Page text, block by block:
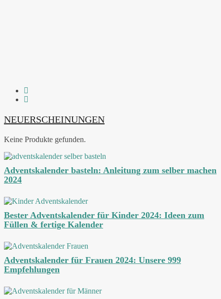
NEUERSCHEINUNGEN
Keine Produkte gefunden.
Adventskalender basteln: Anleitung zum selber machen
2024
Bester Adventskalender für Kinder 2024: Ideen zum
Füllen & fertige Kalender
Adventskalender für Frauen 2024: Unsere 999
Empfehlungen